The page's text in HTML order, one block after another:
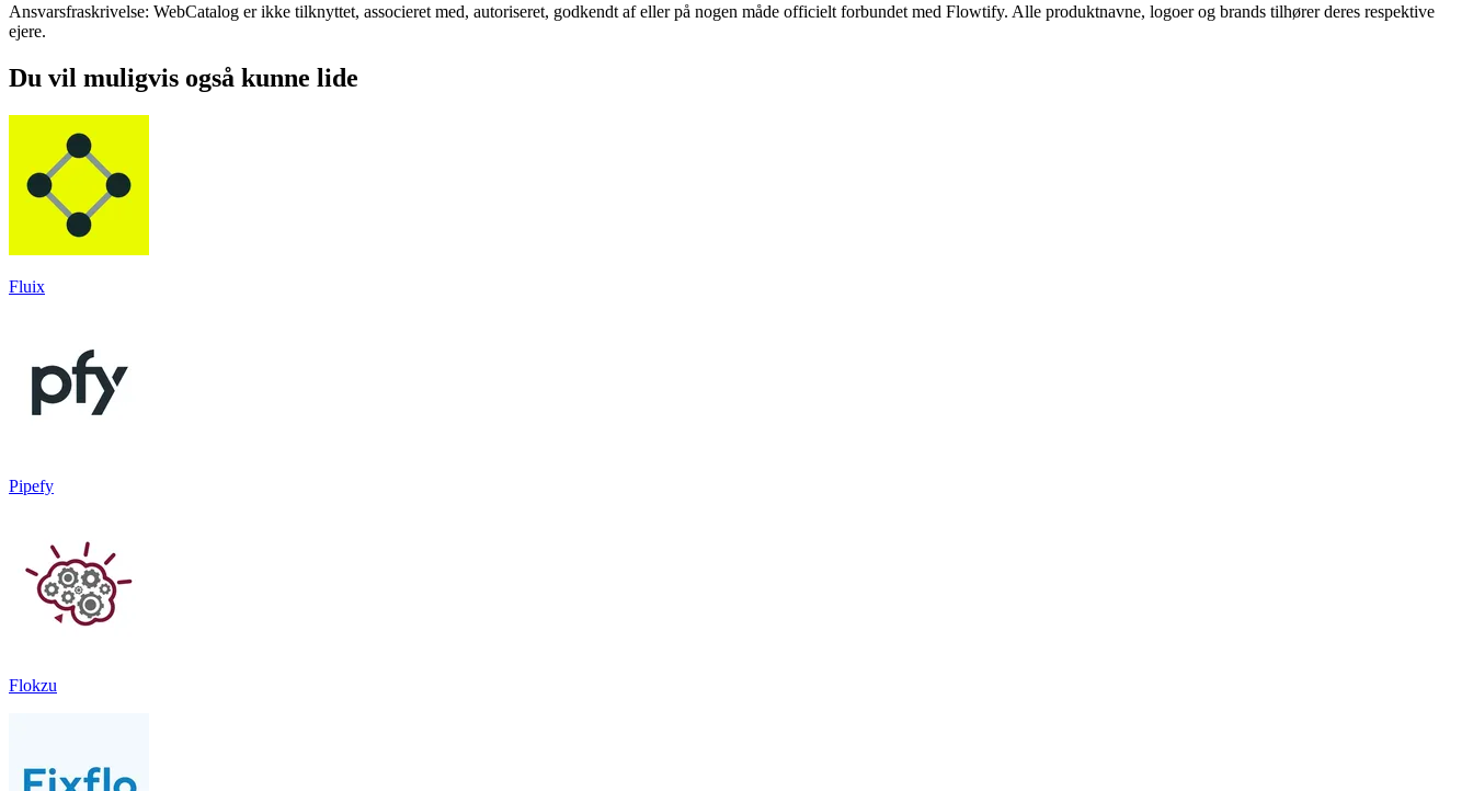
Ansvarsfraskrivelse: WebCatalog er ikke tilknyttet, associeret med, autoriseret, godkendt af eller på nogen måde officielt forbundet med Flowtify. Alle produktnavne, logoer og brands tilhører deres respektive
ejere.
Du vil muligvis også kunne lide
Fluix
Pipefy
Flokzu